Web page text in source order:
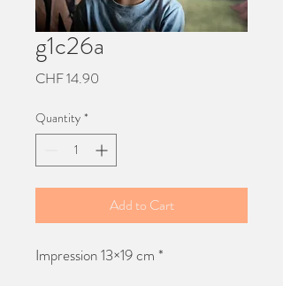
g1c26a
CHF 14.90
Quantity *
Add to Cart
Impression 13×19 cm *